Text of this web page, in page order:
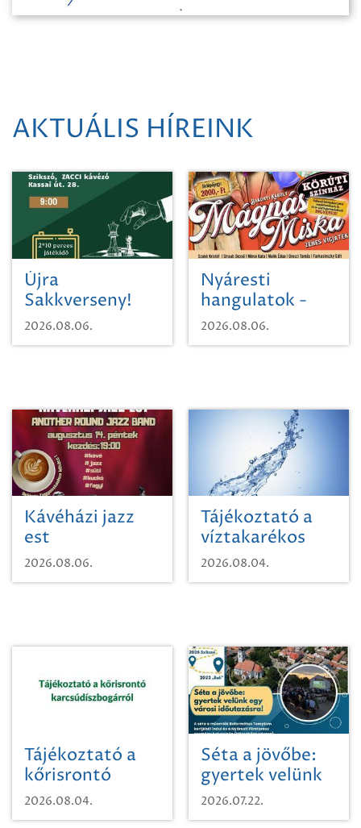
AKTUÁLIS HÍREINK
Újra
Sakkverseny!
2026.08.06.
Nyáresti
hangulatok -
Mágnás Miska
2026.08.06.
Kávéházi jazz
est
2026.08.06.
Tájékoztató a
víztakarékos
vízhasználatról
2026.08.04.
Tájékoztató a
kőrisrontó
karcsúdíszbogárról
2026.08.04.
Séta a jövőbe:
gyertek velünk
egy városi
időutazásra!
2026.07.22.